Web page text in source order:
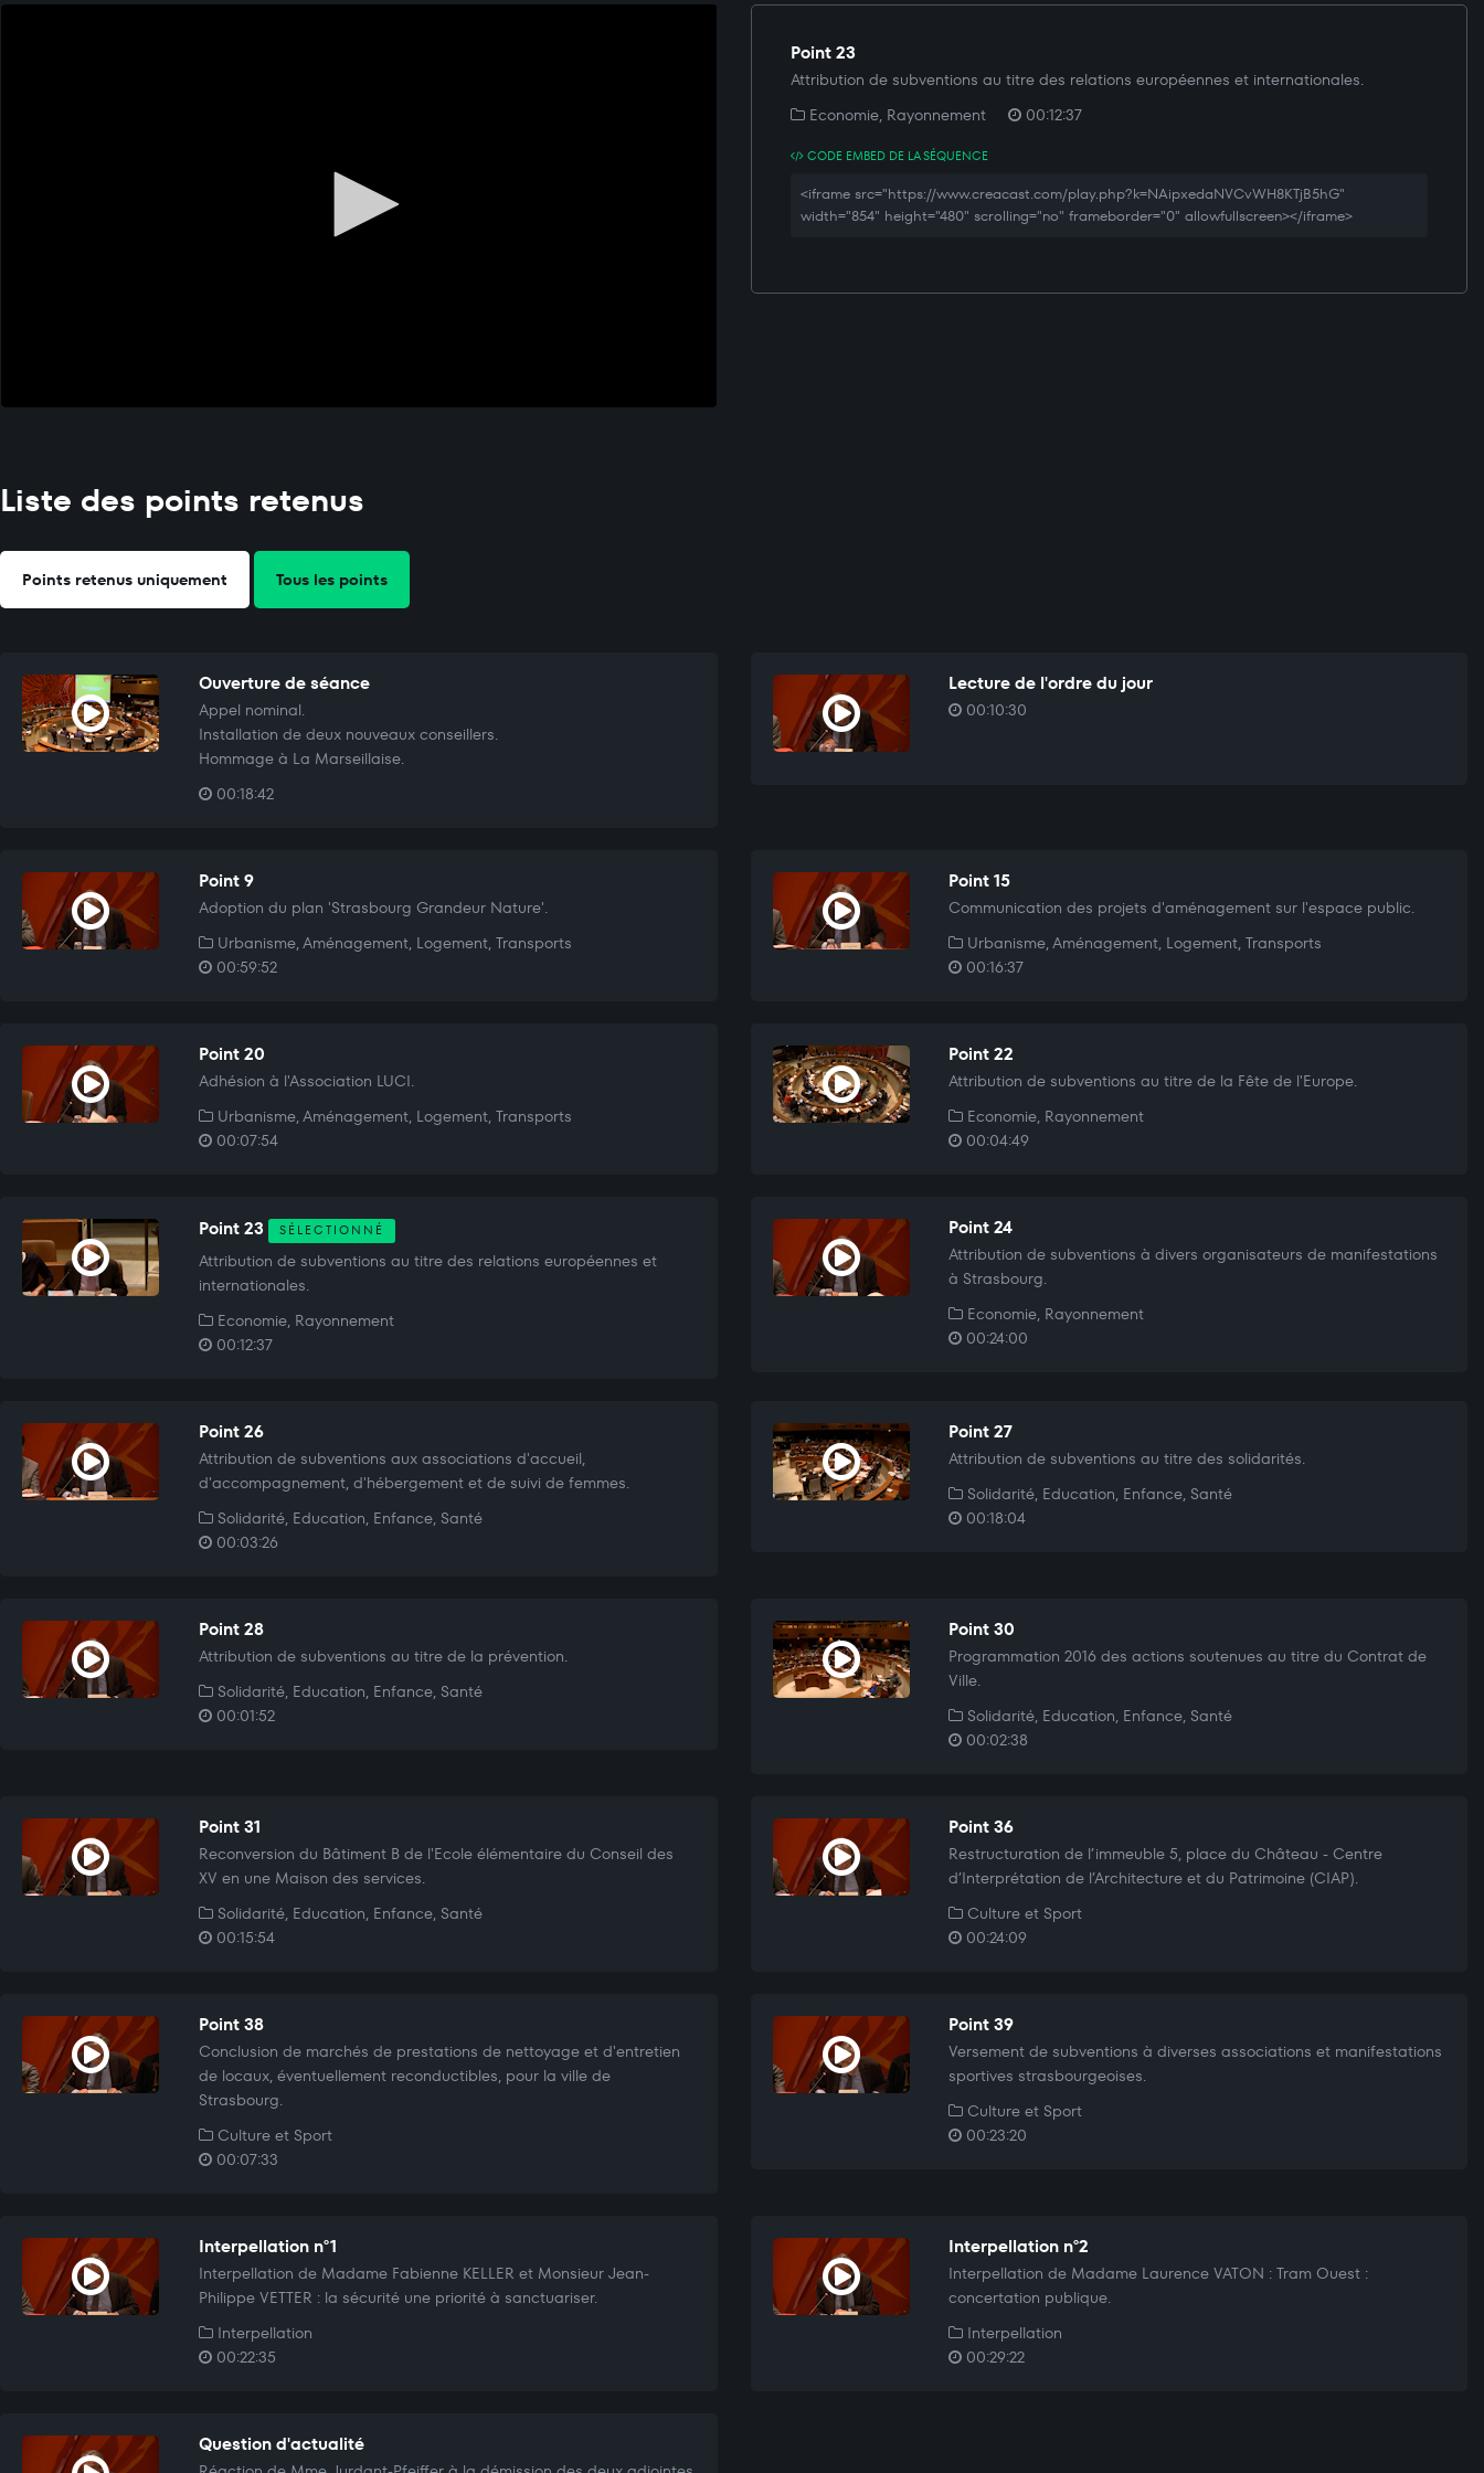
Point 23
Attribution de subventions au titre des relations européennes et internationales.
Economie, Rayonnement
00:12:37
CODE EMBED DE LA SÉQUENCE
<iframe src="https://www.creacast.com/play.php?k=NAipxedaNVCvWH8KTjB5hG"
width="854" height="480" scrolling="no" frameborder="0" allowfullscreen></iframe>
Liste des points retenus
Points retenus uniquement Tous les points
Ouverture de séance
Appel nominal.
Installation de deux nouveaux conseillers.
Hommage à La Marseillaise.
00:18:42
Lecture de l'ordre du jour
00:10:30
Point 9
Adoption du plan 'Strasbourg Grandeur Nature'.
Urbanisme, Aménagement, Logement, Transports
00:59:52
Point 15
Communication des projets d'aménagement sur l'espace public.
Urbanisme, Aménagement, Logement, Transports
00:16:37
Point 20
Adhésion à l'Association LUCI.
Urbanisme, Aménagement, Logement, Transports
00:07:54
Point 22
Attribution de subventions au titre de la Fête de l'Europe.
Economie, Rayonnement
00:04:49
Point 23 SÉLECTIONNÉ
Attribution de subventions au titre des relations européennes et
internationales.
Economie, Rayonnement
00:12:37
Point 24
Attribution de subventions à divers organisateurs de manifestations
à Strasbourg.
Economie, Rayonnement
00:24:00
Point 26
Attribution de subventions aux associations d'accueil,
d'accompagnement, d'hébergement et de suivi de femmes.
Solidarité, Education, Enfance, Santé
00:03:26
Point 27
Attribution de subventions au titre des solidarités.
Solidarité, Education, Enfance, Santé
00:18:04
Point 28
Attribution de subventions au titre de la prévention.
Solidarité, Education, Enfance, Santé
00:01:52
Point 30
Programmation 2016 des actions soutenues au titre du Contrat de
Ville.
Solidarité, Education, Enfance, Santé
00:02:38
Point 31
Reconversion du Bâtiment B de l'Ecole élémentaire du Conseil des
XV en une Maison des services.
Solidarité, Education, Enfance, Santé
00:15:54
Point 36
Restructuration de l’immeuble 5, place du Château - Centre
d’Interprétation de l’Architecture et du Patrimoine (CIAP).
Culture et Sport
00:24:09
Point 38
Conclusion de marchés de prestations de nettoyage et d'entretien
de locaux, éventuellement reconductibles, pour la ville de
Strasbourg.
Culture et Sport
00:07:33
Point 39
Versement de subventions à diverses associations et manifestations
sportives strasbourgeoises.
Culture et Sport
00:23:20
Interpellation n°1
Interpellation de Madame Fabienne KELLER et Monsieur Jean-
Philippe VETTER : la sécurité une priorité à sanctuariser.
Interpellation
00:22:35
Interpellation n°2
Interpellation de Madame Laurence VATON : Tram Ouest :
concertation publique.
Interpellation
00:29:22
Question d'actualité